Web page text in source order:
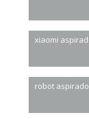
xiaomi
robot